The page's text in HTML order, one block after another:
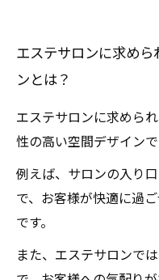
デア
エステサロンに求め
ンとは？
エステサロンに求めら
性の高い空間デザインで
例えば、サロンの入り
で、お客様が快適に過
です。
また、エステサロンで